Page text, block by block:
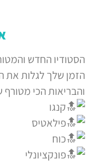
הסטודיו החדש
הזמן שלך לגלות את
והבריאות הכי מטורף
קנגו
פילאטיס
כוח
פונקציונלי